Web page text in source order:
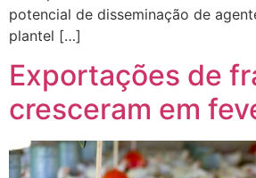
potencial de disseminação de
plantel […]
Exportações de
cresceram em